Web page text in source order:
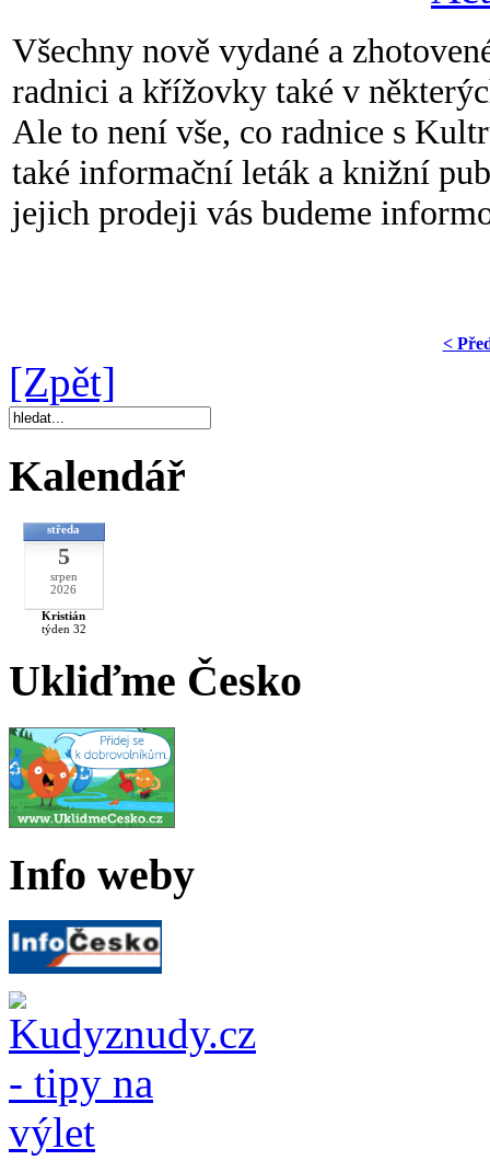
Všechny nově vydané a
radnici a křížovky také v
Ale to není vše, co radnice s
také informační leták a knižní
jejich prodeji vás budeme
<
[Zpět]
Kalendář
středa
5
srpen
2026
Kristián
týden 32
Ukliďme Česko
Info weby